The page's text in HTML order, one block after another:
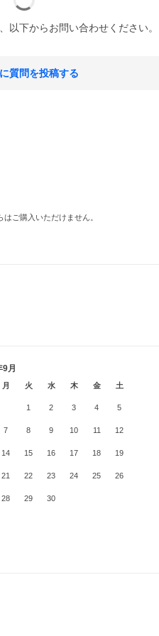
以下からお問い合わせください。
質問を投稿する
ご購入いただけません。
月
月 火 水 木 金 土
1 2 3 4 5
7 8 9 10 11 12
14 15 16 17 18 19
21 22 23 24 25 26
28 29 30